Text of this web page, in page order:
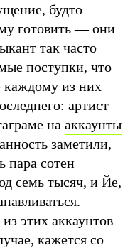
будто
готовить — они
так часто
поступки, что
каждому из них
артист
на аккаунты
заметили,
пара сотен
семь тысяч, и Йе,
этих аккаунтов
кажется со